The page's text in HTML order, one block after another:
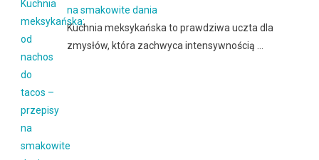
na smakowite dania
Kuchnia meksykańska to prawdziwa uczta dla
zmysłów, która zachwyca intensywnością …